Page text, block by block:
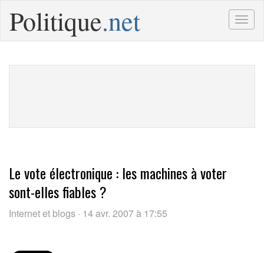
Politique.net
Le vote électronique : les machines à voter
sont-elles fiables ?
Internet et blogs · 14 avr. 2007 à 17:55